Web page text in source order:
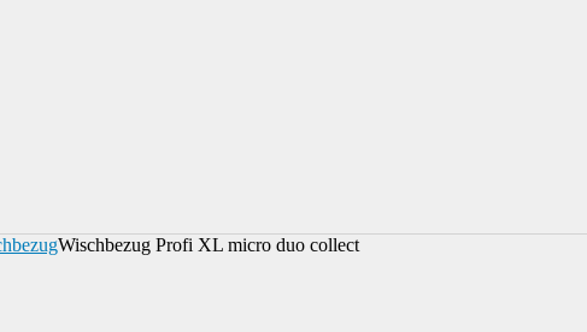
Wischbezug Profi XL micro duo collect